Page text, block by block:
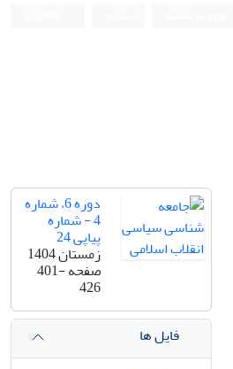
دوره 6، شماره
4 - شماره
پیاپی 24
زمستان 1404
صفحه401-
426
فایل ها